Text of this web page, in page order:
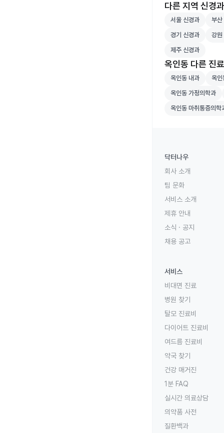
다른 지역 신경과
서울 신경과 병원
서울 신경과 부
부산
경기 신경과 병원
경기 신경과 강
강원
제주 신경과 병원
제주 신경과
옥인동 다른 진
옥인동 내과 병원
옥인동 내과 옥
옥인
옥인동 가정의학
옥인동 가정의학과
옥인동 마취통증
옥인동 마취통증의학
닥터나우
회사 소개
팀 문화
서비스 소개
제휴 안내
소식 · 공지
채용 공고
서비스
비대면 진료
병원 찾기
탈모 진료비
다이어트 진료비
여드름 진료비
약국 찾기
건강 매거진
1분 FAQ
실시간 의료상담
의약품 사전
질환백과